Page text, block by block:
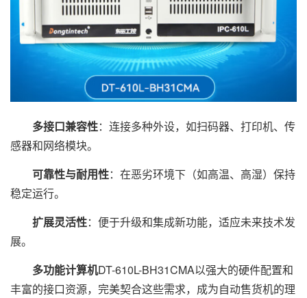
多接口兼容性：连接多种外设，如扫码器、打印机、传
感器和网络模块。
可靠性与耐用性：在恶劣环境下（如高温、高湿）保持
稳定运行。
扩展灵活性：便于升级和集成新功能，适应未来技术发
展。
多功能计算机DT-610L-BH31CMA以强大的硬件配置和
丰富的接口资源，完美契合这些需求，成为自动售货机的理